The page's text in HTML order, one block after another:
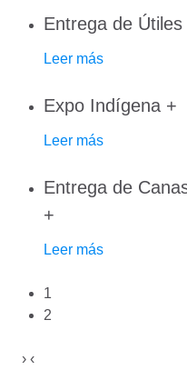
Entrega de
Leer más
Expo Indígena +
Leer más
Entrega de
+
Leer más
1
2
› ‹